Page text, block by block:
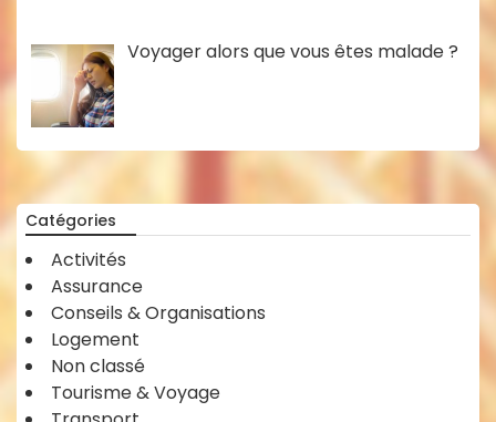
Voyager alors que vous êtes malade ?
Catégories
Activités
Assurance
Conseils & Organisations
Logement
Non classé
Tourisme & Voyage